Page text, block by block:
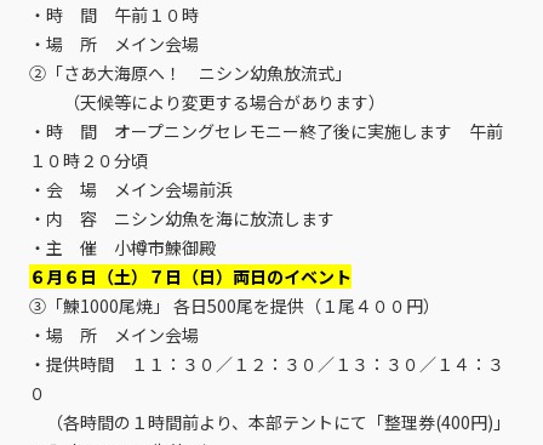
・時 間 午前１０時
・場 所 メイン会場
②「さあ大海原へ！ ニシン幼魚放流式」
（天候等により変更する場合があります）
・時 間 オープニングセレモニー終了後に実施します 午前
１０時２０分頃
・会 場 メイン会場前浜
・内 容 ニシン幼魚を海に放流します
・主 催 小樽市鰊御殿
６月６日（土）７日（日）両日のイベント
③「鰊1000尾焼」 各日500尾を提供（１尾４００円）
・場 所 メイン会場
・提供時間 １１：３０／１２：３０／１３：３０／１４：３
０
（各時間の１時間前より、本部テントにて「整理券(400円)」